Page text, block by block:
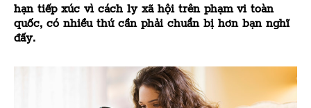
hạn tiếp xúc vì cách ly xã hội trên phạm vi toàn
quốc, có nhiều thứ cần phải chuẩn bị hơn bạn nghĩ
đấy.